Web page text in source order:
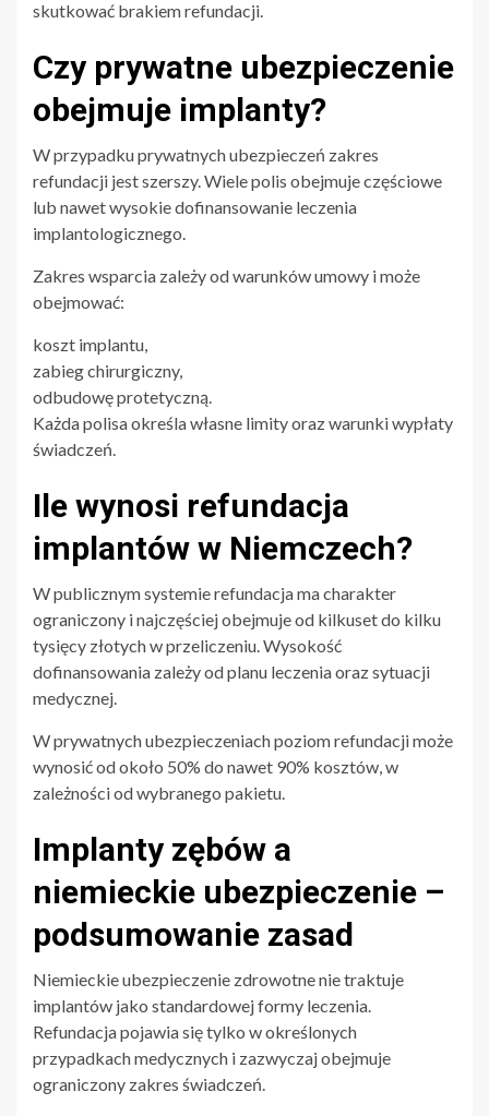
skutkować brakiem refundacji.
Czy prywatne ubezpieczenie
obejmuje implanty?
W przypadku prywatnych ubezpieczeń zakres
refundacji jest szerszy. Wiele polis obejmuje częściowe
lub nawet wysokie dofinansowanie leczenia
implantologicznego.
Zakres wsparcia zależy od warunków umowy i może
obejmować:
koszt implantu,
zabieg chirurgiczny,
odbudowę protetyczną.
Każda polisa określa własne limity oraz warunki wypłaty
świadczeń.
Ile wynosi refundacja
implantów w Niemczech?
W publicznym systemie refundacja ma charakter
ograniczony i najczęściej obejmuje od kilkuset do kilku
tysięcy złotych w przeliczeniu. Wysokość
dofinansowania zależy od planu leczenia oraz sytuacji
medycznej.
W prywatnych ubezpieczeniach poziom refundacji może
wynosić od około 50% do nawet 90% kosztów, w
zależności od wybranego pakietu.
Implanty zębów a
niemieckie ubezpieczenie –
podsumowanie zasad
Niemieckie ubezpieczenie zdrowotne nie traktuje
implantów jako standardowej formy leczenia.
Refundacja pojawia się tylko w określonych
przypadkach medycznych i zazwyczaj obejmuje
ograniczony zakres świadczeń.